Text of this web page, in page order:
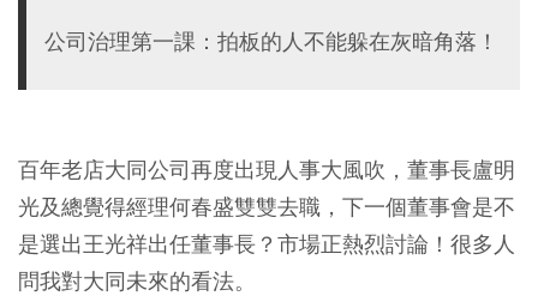
公司治理第一課：拍板的人不能躲在灰暗角落！
百年老店大同公司再度出現人事大風吹，董事長盧明
光及總覺得經理何春盛雙雙去職，下一個董事會是不
是選出王光祥出任董事長？市場正熱烈討論！很多人
問我對大同未來的看法。